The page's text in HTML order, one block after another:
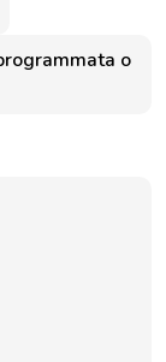
o